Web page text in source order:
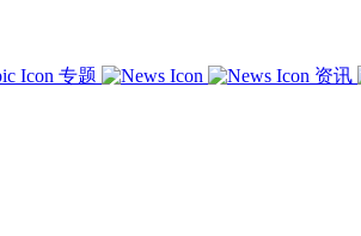
专题 资讯